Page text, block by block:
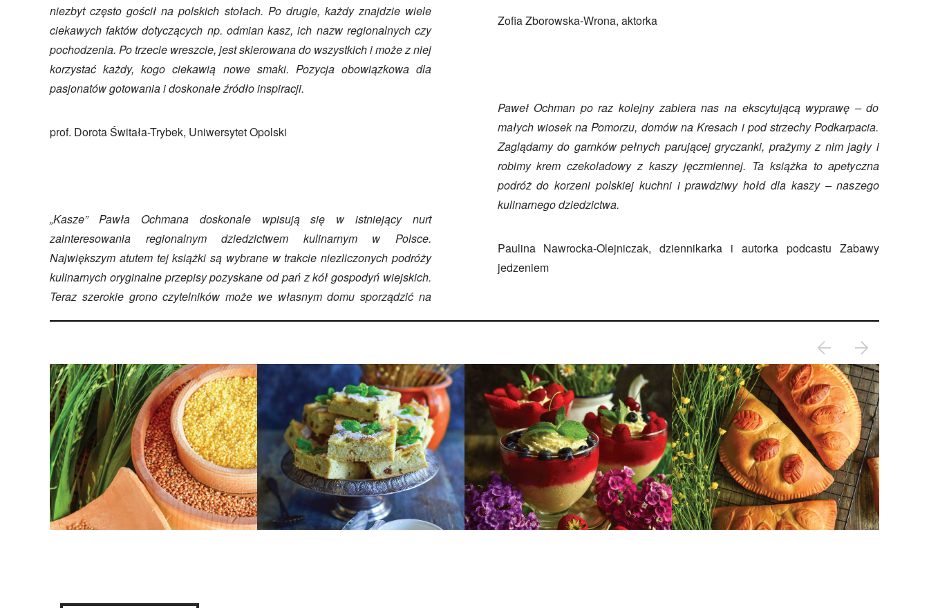
niezbyt często gościł na polskich stołach. Po drugie, każdy znajdzie wiele
ciekawych faktów dotyczących np. odmian kasz, ich nazw regionalnych czy
pochodzenia. Po trzecie wreszcie, jest skierowana do wszystkich i może z niej
korzystać każdy, kogo ciekawią nowe smaki. Pozycja obowiązkowa dla
pasjonatów gotowania i doskonałe źródło inspiracji.
prof. Dorota Świtała-Trybek, Uniwersytet Opolski
„Kasze” Pawła Ochmana doskonale wpisują się w istniejący nurt
zainteresowania regionalnym dziedzictwem kulinarnym w Polsce.
Największym atutem tej książki są wybrane w trakcie niezliczonych podróży
kulinarnych oryginalne przepisy pozyskane od pań z kół gospodyń wiejskich.
Teraz szerokie grono czytelników może we własnym domu sporządzić na
Zofia Zborowska-Wrona, aktorka
Paweł Ochman po raz kolejny zabiera nas na ekscytującą wyprawę – do
małych wiosek na Pomorzu, domów na Kresach i pod strzechy Podkarpacia.
Zaglądamy do garnków pełnych parującej gryczanki, prażymy z nim jagły i
robimy krem czekoladowy z kaszy jęczmiennej. Ta książka to apetyczna
podróż do korzeni polskiej kuchni i prawdziwy hołd dla kaszy – naszego
kulinarnego dziedzictwa.
Paulina Nawrocka-Olejniczak, dziennikarka i autorka podcastu Zabawy
jedzeniem